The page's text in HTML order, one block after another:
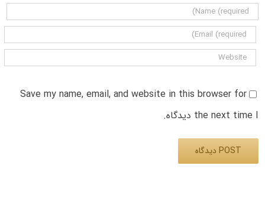
Save my name, email, and website in this browser for
the next time I دیدگاه.